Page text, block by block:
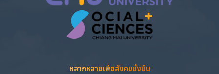
หลากหลายเพื่อสังคมยั่งยืน